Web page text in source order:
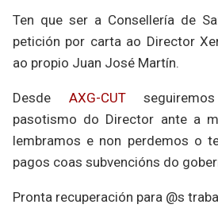
Ten que ser a Consellería de
petición por carta ao Director
ao propio Juan José Martín.
Desde AXG-CUT
pasotismo do Director ante a
lembramos e non perdemos o
pagos coas subvencións do
Pronta recuperación para @s